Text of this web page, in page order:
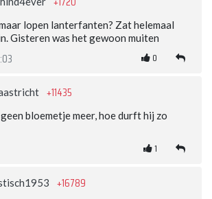
lopen lanterfanten? Zat helemaal
Gisteren was het gewoon muiten
0
+11435
bloemetje meer, hoe durft hij zo
1
+16789